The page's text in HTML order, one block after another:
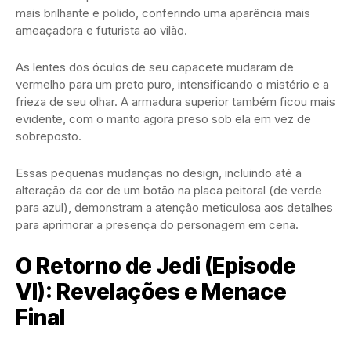
mais brilhante e polido, conferindo uma aparência mais
ameaçadora e futurista ao vilão.
As lentes dos óculos de seu capacete mudaram de
vermelho para um preto puro, intensificando o mistério e a
frieza de seu olhar. A armadura superior também ficou mais
evidente, com o manto agora preso sob ela em vez de
sobreposto.
Essas pequenas mudanças no design, incluindo até a
alteração da cor de um botão na placa peitoral (de verde
para azul), demonstram a atenção meticulosa aos detalhes
para aprimorar a presença do personagem em cena.
O Retorno de Jedi (Episode
VI): Revelações e Menace
Final